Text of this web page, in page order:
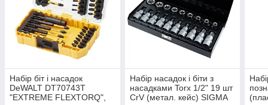
Набір біт і насадок
DeWALT DT70743T
"EXTREME FLEXTORQ",
Набір насадок і біти з
насадками Torx 1/2" 19 шт
CrV (метал. кейс) SIGMA